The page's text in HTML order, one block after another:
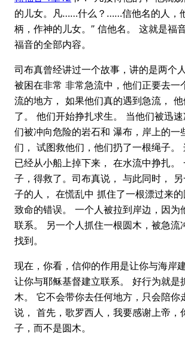
的儿女。凡……什么？……信他名的人，
柄，作神的儿女。” 信他名。 这就是福
福音的全部内容。
司布真曾经讲过一个故事，讲的是两个
被困在非常 非常急流中，他们正要去一
流的地方， 如果他们真的遇到急流，
了。 他们开始挣扎求生。 当他们被迅
们被冲向危险的岩石和 瀑布，岸上的一
们， 试图救他们，他们扔了一根绳子。
已经从小船上掉下来， 在水流中挣扎。
子，得救了。司布真说， 与此同时，
子的人， 在慌乱中 抓住了一根漂过来
致命的错误。 一个人被拉到岸边，因为
联系。 另一个人抓住一根圆木，被急流
找到。
现在，你看，信仰的作用是让你与海岸
让你与耶稣基督建立联系。 好行为就是
木。 它不会带你去任何地方，只会陪你
说， 首先，歌罗西人，我要感谢上帝，
子，而不是圆木。